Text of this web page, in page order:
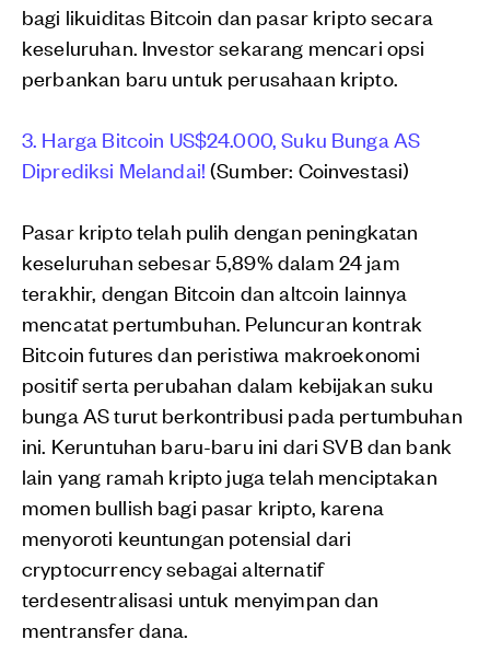
bagi likuiditas Bitcoin dan pasar kripto secara
keseluruhan. Investor sekarang mencari opsi
perbankan baru untuk perusahaan kripto.
3. Harga Bitcoin US$24.000, Suku Bunga AS
Diprediksi Melandai! (Sumber: Coinvestasi)
Pasar kripto telah pulih dengan peningkatan
keseluruhan sebesar 5,89% dalam 24 jam
terakhir, dengan Bitcoin dan altcoin lainnya
mencatat pertumbuhan. Peluncuran kontrak
Bitcoin futures dan peristiwa makroekonomi
positif serta perubahan dalam kebijakan suku
bunga AS turut berkontribusi pada pertumbuhan
ini. Keruntuhan baru-baru ini dari SVB dan bank
lain yang ramah kripto juga telah menciptakan
momen bullish bagi pasar kripto, karena
menyoroti keuntungan potensial dari
cryptocurrency sebagai alternatif
terdesentralisasi untuk menyimpan dan
mentransfer dana.